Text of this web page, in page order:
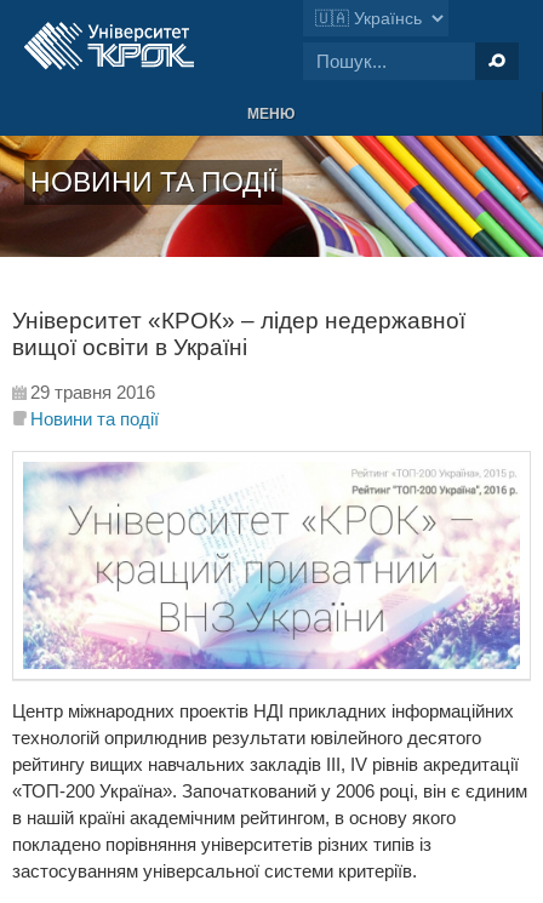
МЕНЮ
НОВИНИ ТА ПОДІЇ
Університет «КРОК» – лідер недержавної
вищої освіти в Україні
29 травня 2016
Новини та події
Центр міжнародних проектів НДІ прикладних інформаційних
технологій оприлюднив результати ювілейного десятого
рейтингу вищих навчальних закладів ІІІ, ІV рівнів акредитації
«ТОП-200 Україна». Започаткований у 2006 році, він є єдиним
в нашій країні академічним рейтингом, в основу якого
покладено порівняння університетів різних типів із
застосуванням універсальної системи критеріїв.